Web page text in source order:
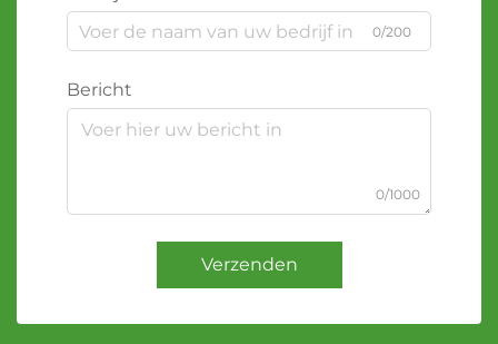
0/200
Bericht
0/1000
Verzenden